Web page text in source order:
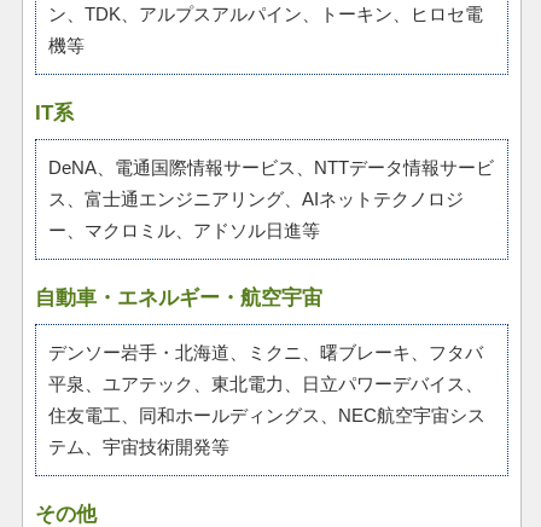
ン、TDK、アルプスアルパイン、トーキン、ヒロセ電
機等
IT系
DeNA、電通国際情報サービス、NTTデータ情報サービ
ス、富士通エンジニアリング、AIネットテクノロジ
ー、マクロミル、アドソル日進等
自動車・エネルギー・航空宇宙
デンソー岩手・北海道、ミクニ、曙ブレーキ、フタバ
平泉、ユアテック、東北電力、日立パワーデバイス、
住友電工、同和ホールディングス、NEC航空宇宙シス
テム、宇宙技術開発等
その他